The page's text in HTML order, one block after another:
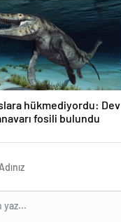
hükmediyordu: Dev
fosili bulundu